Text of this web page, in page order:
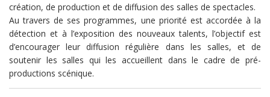
création, de production et de diffusion des salles de spectacles.
Au travers de ses programmes, une priorité est accordée à la
détection et à l’exposition des nouveaux talents, l’objectif est
d’encourager leur diffusion régulière dans les salles, et de
soutenir les salles qui les accueillent dans le cadre de pré-
productions scénique.